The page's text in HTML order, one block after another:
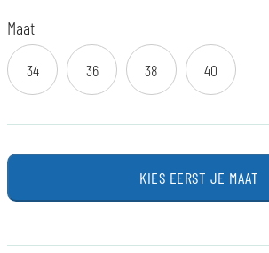
Maat
34 36 38 40
KIES EERST JE MAAT